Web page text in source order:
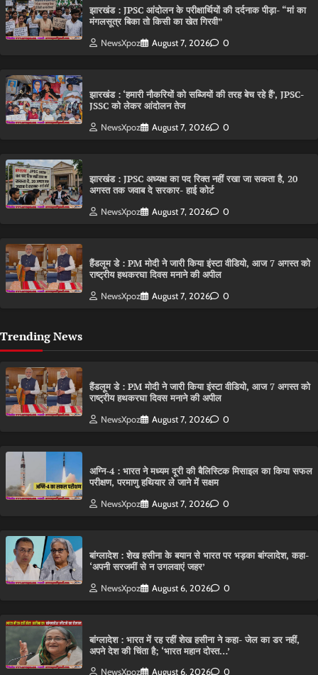
झारखंड : JPSC आंदोलन के परीक्षार्थियों की दर्दनाक पीड़ा- “मां का
मंगलसूत्र बिका तो किसी का खेत गिरवी”
NewsXpoz August 7, 2026 0
झारखंड : ‘हमारी नौकरियों को सब्जियों की तरह बेच रहे हैं’, JPSC-
JSSC को लेकर आंदोलन तेज
NewsXpoz August 7, 2026 0
झारखंड : JPSC अध्यक्ष का पद रिक्त नहीं रखा जा सकता है, 20
अगस्त तक जवाब दे सरकार- हाई कोर्ट
NewsXpoz August 7, 2026 0
हैंडलूम डे : PM मोदी ने जारी किया इंस्टा वीडियो, आज 7 अगस्त को
राष्ट्रीय हथकरघा दिवस मनाने की अपील
NewsXpoz August 7, 2026 0
Trending News
हैंडलूम डे : PM मोदी ने जारी किया इंस्टा वीडियो, आज 7 अगस्त को
राष्ट्रीय हथकरघा दिवस मनाने की अपील
NewsXpoz August 7, 2026 0
अग्नि-4 : भारत ने मध्यम दूरी की बैलिस्टिक मिसाइल का किया सफल
परीक्षण, परमाणु हथियार ले जाने में सक्षम
NewsXpoz August 7, 2026 0
बांग्लादेश : शेख हसीना के बयान से भारत पर भड़का बांग्लादेश, कहा-
‘अपनी सरजमीं से न उगलवाएं जहर’
NewsXpoz August 6, 2026 0
बांग्लादेश : भारत में रह रहीं शेख हसीना ने कहा- जेल का डर नहीं,
अपने देश की चिंता है; ‘भारत महान दोस्त…’
NewsXpoz August 6, 2026 0